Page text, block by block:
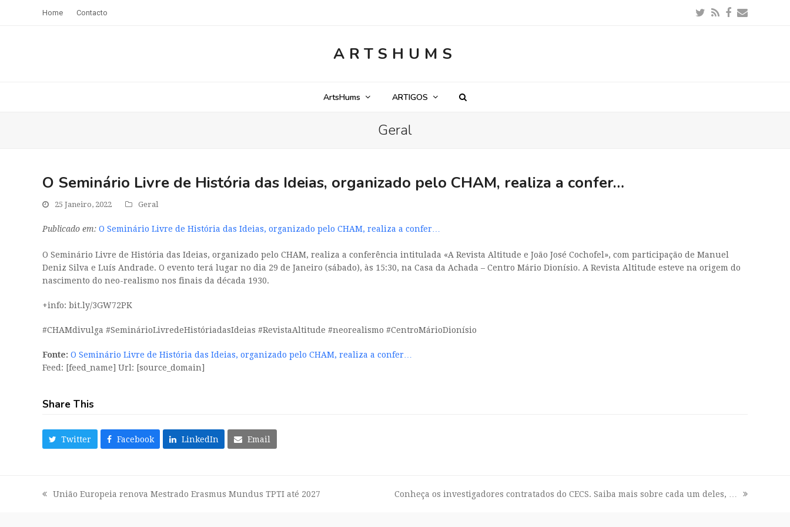
Home Contacto Twitter
RSSFacebook
Email
ARTSHUMS
ArtsHums ARTIGOS
Geral
O Seminário Livre de História das Ideias, organizado pelo CHAM, realiza a confer…
25 Janeiro, 2022 Geral
Publicado em: O Seminário Livre de História das Ideias, organizado pelo CHAM, realiza a confer…
O Seminário Livre de História das Ideias, organizado pelo CHAM, realiza a conferência intitulada «A Revista Altitude e João José Cochofel», com participação de Manuel
Deniz Silva e Luís Andrade. O evento terá lugar no dia 29 de Janeiro (sábado), às 15:30, na Casa da Achada – Centro Mário Dionísio. A Revista Altitude esteve na origem do
nascimento do neo-realismo nos finais da década 1930.
+info: bit.ly/3GW72PK
#CHAMdivulga #SeminárioLivredeHistóriadasIdeias #RevistaAltitude #neorealismo #CentroMárioDionísio
Fonte: O Seminário Livre de História das Ideias, organizado pelo CHAM, realiza a confer…
Feed: [feed_name] Url: [source_domain]
Share This
Twitter Facebook LinkedIn Email
previous
União Europeia renova Mestrado Erasmus Mundus TPTI até 2027
next
Conheça os investigadores contratados do CECS. Saiba mais sobre cada um deles, …